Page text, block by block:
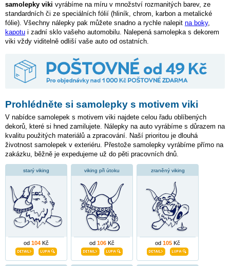
samolepky viki vyrábíme na míru v množství rozmanitých barev, ze
standardních či ze speciálních fólií (hliník, chrom, karbon a metalické
fólie). Všechny nálepky pak můžete snadno a rychle nalepit na boky,
kapotu i zadní sklo vašeho automobilu. Nalepená samolepka s dekorem
viki vždy viditelně odliší vaše auto od ostatních.
Prohlédněte si samolepky s motivem viki
V nabídce samolepek s motivem viki najdete celou řadu oblíbených
dekorů, které si hned zamilujete. Nálepky na auto vyrábíme s důrazem na
kvalitu použitých materiálů a zpracování. Naší prioritou je dlouhá
životnost samolepek v exteriéru. Přestože samolepky vyrábíme přímo na
zakázku, běžně je expedujeme už do pěti pracovních dnů.
starý viking
od 104 Kč
viking při útoku
od 106 Kč
zraněný viking
od 105 Kč